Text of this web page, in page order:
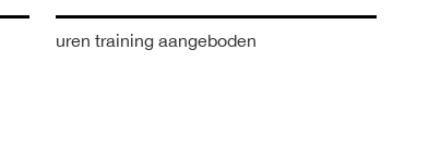
uren training aangeboden